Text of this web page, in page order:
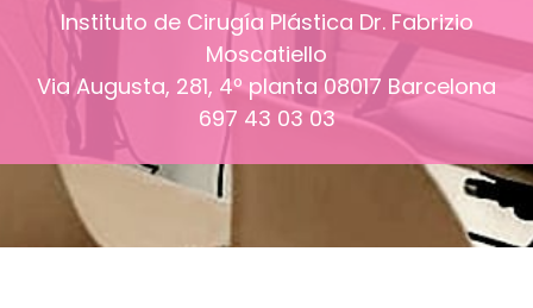
Instituto de Cirugía Plástica Dr. Fabrizio
Moscatiello
Via Augusta, 281, 4º planta 08017 Barcelona
697 43 03 03